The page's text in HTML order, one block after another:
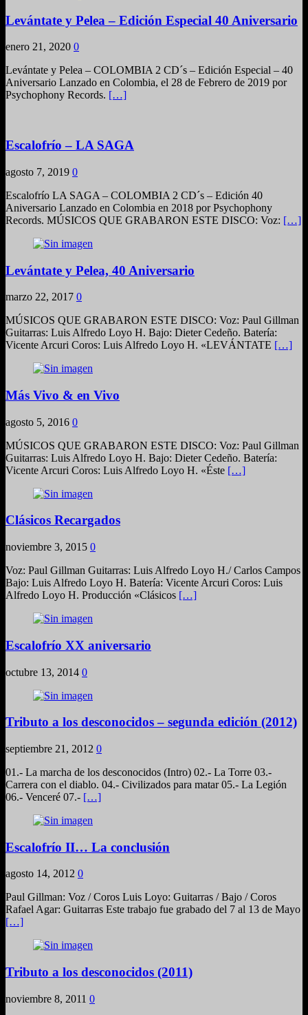
Levántate y Pelea – Edición Especial 40 Aniversario
enero 21, 2020 0
Levántate y Pelea – COLOMBIA 2 CD´s – Edición Especial – 40
Aniversario Lanzado en Colombia, el 28 de Febrero de 2019 por
Psychophony Records. […]
Escalofrío – LA SAGA
agosto 7, 2019 0
Escalofrío LA SAGA – COLOMBIA 2 CD´s – Edición 40
Aniversario Lanzado en Colombia en 2018 por Psychophony
Records. MÚSICOS QUE GRABARON ESTE DISCO: Voz: […]
Levántate y Pelea, 40 Aniversario
marzo 22, 2017 0
MÚSICOS QUE GRABARON ESTE DISCO: Voz: Paul Gillman
Guitarras: Luis Alfredo Loyo H. Bajo: Dieter Cedeño. Batería:
Vicente Arcuri Coros: Luis Alfredo Loyo H. «LEVÁNTATE […]
Más Vivo & en Vivo
agosto 5, 2016 0
MÚSICOS QUE GRABARON ESTE DISCO: Voz: Paul Gillman
Guitarras: Luis Alfredo Loyo H. Bajo: Dieter Cedeño. Batería:
Vicente Arcuri Coros: Luis Alfredo Loyo H. «Éste […]
Clásicos Recargados
noviembre 3, 2015 0
Voz: Paul Gillman Guitarras: Luis Alfredo Loyo H./ Carlos Campos
Bajo: Luis Alfredo Loyo H. Batería: Vicente Arcuri Coros: Luis
Alfredo Loyo H. Producción «Clásicos […]
Escalofrío XX aniversario
octubre 13, 2014 0
Tributo a los desconocidos – segunda edición (2012)
septiembre 21, 2012 0
01.- La marcha de los desconocidos (Intro) 02.- La Torre 03.-
Carrera con el diablo. 04.- Civilizados para matar 05.- La Legión
06.- Venceré 07.- […]
Escalofrío II… La conclusión
agosto 14, 2012 0
Paul Gillman: Voz / Coros Luis Loyo: Guitarras / Bajo / Coros
Rafael Agar: Guitarras Este trabajo fue grabado del 7 al 13 de Mayo
[…]
Tributo a los desconocidos (2011)
noviembre 8, 2011 0